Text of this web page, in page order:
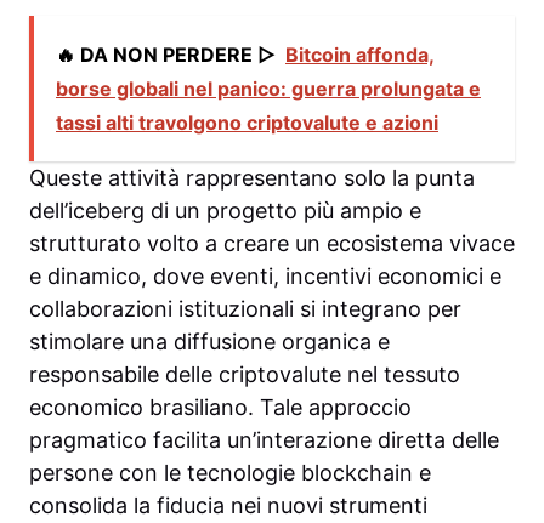
🔥 DA NON PERDERE ▷ Bitcoin affonda,
borse globali nel panico: guerra prolungata e
tassi alti travolgono criptovalute e azioni
Queste attività rappresentano solo la punta
dell’iceberg di un progetto più ampio e
strutturato volto a creare un ecosistema vivace
e dinamico, dove eventi, incentivi economici e
collaborazioni istituzionali si integrano per
stimolare una diffusione organica e
responsabile delle criptovalute nel tessuto
economico brasiliano. Tale approccio
pragmatico facilita un’interazione diretta delle
persone con le tecnologie blockchain e
consolida la fiducia nei nuovi strumenti